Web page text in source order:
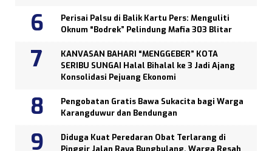
Perisai Palsu di Balik Kartu Pers: Menguliti
Oknum “Bodrek” Pelindung Mafia 303 Blitar
KANVASAN BAHARI “MENGGEBER” KOTA
SERIBU SUNGAI Halal Bihalal ke 3 Jadi Ajang
Konsolidasi Pejuang Ekonomi
Pengobatan Gratis Bawa Sukacita bagi Warga
Karangduwur dan Bendungan
Diduga Kuat Peredaran Obat Terlarang di